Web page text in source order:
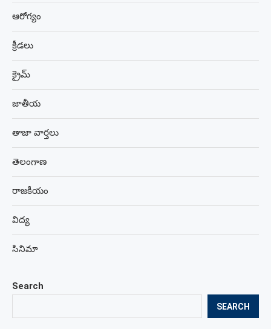
Search
SEARCH
ఆరోగ్యం
క్రీడలు
క్రైమ్
జాతీయ
తాజా వార్తలు
తెలంగాణ
రాజకీయం
విద్య
సినిమా